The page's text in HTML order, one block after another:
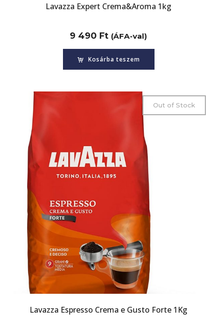
Lavazza Expert Crema&Aroma 1kg
9 490 Ft (ÁFA-val)
Kosárba teszem
Lavazza Espresso Crema e Gusto Forte 1Kg
Out of Stock